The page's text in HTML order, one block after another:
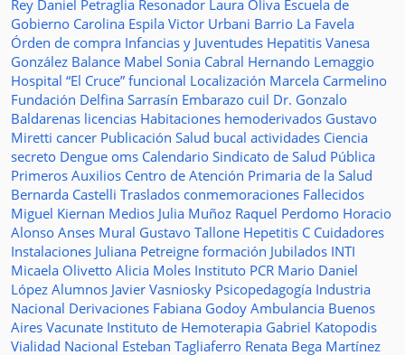
Rey Daniel Petraglia Resonador Laura Oliva Escuela de
Gobierno Carolina Espila Victor Urbani Barrio La Favela
Órden de compra Infancias y Juventudes Hepatitis Vanesa
González Balance Mabel Sonia Cabral Hernando Lemaggio
Hospital “El Cruce” funcional Localización Marcela Carmelino
Fundación Delfina Sarrasín Embarazo cuil Dr. Gonzalo
Baldarenas licencias Habitaciones hemoderivados Gustavo
Miretti cancer Publicación Salud bucal actividades Ciencia
secreto Dengue oms Calendario Sindicato de Salud Pública
Primeros Auxilios Centro de Atención Primaria de la Salud
Bernarda Castelli Traslados conmemoraciones Fallecidos
Miguel Kiernan Medios Julia Muñoz Raquel Perdomo Horacio
Alonso Anses Mural Gustavo Tallone Hepetitis C Cuidadores
Instalaciones Juliana Petreigne formación Jubilados INTI
Micaela Olivetto Alicia Moles Instituto PCR Mario Daniel
López Alumnos Javier Vasniosky Psicopedagogía Industria
Nacional Derivaciones Fabiana Godoy Ambulancia Buenos
Aires Vacunate Instituto de Hemoterapia Gabriel Katopodis
Vialidad Nacional Esteban Tagliaferro Renata Bega Martínez